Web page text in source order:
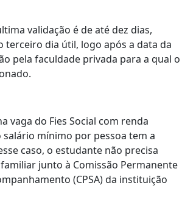
validação é de até dez dias,
terceiro dia útil, logo após a data da
pela faculdade privada para a qual o
vaga do Fies Social com renda
mínimo por pessoa tem a
caso, o estudante não precisa
junto à Comissão Permanente
(CPSA) da instituição